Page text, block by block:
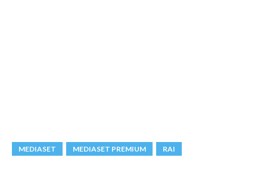
MEDIASET MEDIASET PREMIUM RAI